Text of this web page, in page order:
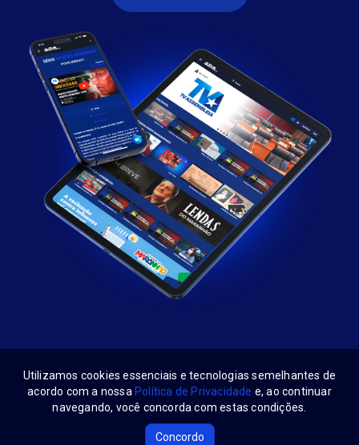
Alema PlaySiga-nos:
Utilizamos cookies essenciais e tecnologias semelhantes de
acordo com a nossa Política de Privacidade e, ao continuar
navegando, você concorda com estas condições.
Concordo